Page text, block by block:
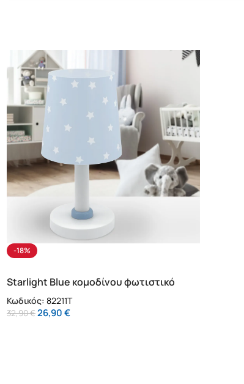
-18%
Starlight Blue κομοδίνου φωτιστικό
(82211T)
Κωδικός: 82211T
32,90€26,90€